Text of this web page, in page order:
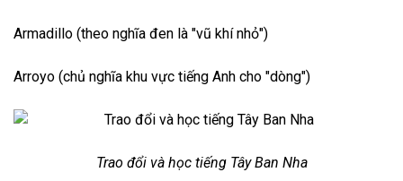
Armadillo (theo nghĩa đen là "vũ khí nhỏ")
Arroyo (chủ nghĩa khu vực tiếng Anh cho "dòng")
Trao đổi và học tiếng Tây Ban Nha